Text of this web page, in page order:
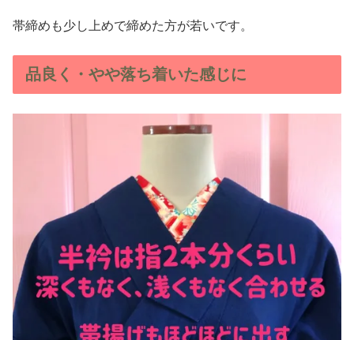
帯締めも少し上めで締めた方が若いです。
品良く・やや落ち着いた感じに